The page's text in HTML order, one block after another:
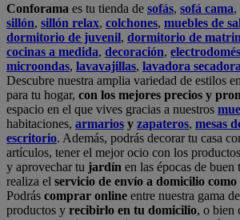
Conforama es tu tienda de sofás, sofá cama,
sillón, sillón relax, colchones, muebles de
dormitorio de juvenil, dormitorio de
cocinas a medida, decoración,
microondas, lavavajillas, lavadora secadora
Descubre nuestra amplia variedad de estilos
para tu hogar, con los mejores precios y
espacio en el que vives gracias a nuestros
habitaciones, armarios y zapateros, mesas
escritorio. Además, podrás decorar tu casa
artículos, tener el mejor ocio con los
y aprovechar tu jardín en las épocas de
realiza el servicio de envío a domicilio
Podrás comprar online entre nuestra gama
productos y recibirlo en tu domicilio, o bien